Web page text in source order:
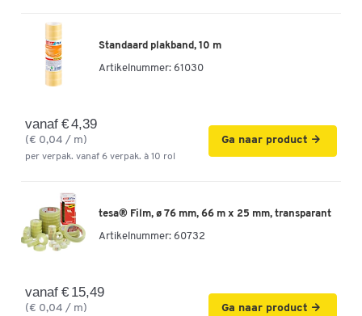
Standaard plakband, 10 m
Artikelnummer: 61030
vanaf € 4,39
(€ 0,04 / m)
per verpak. vanaf 6 verpak. à 10 rol
Ga naar product
tesa® Film, ø 76 mm, 66 m x 25 mm, transparant
Artikelnummer: 60732
vanaf € 15,49
(€ 0,04 / m) Ga naar product